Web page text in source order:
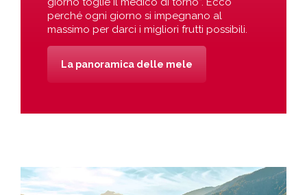
perché ogni giorno si impegnano al
massimo per darci i migliori frutti possibili.
La panoramica delle mele